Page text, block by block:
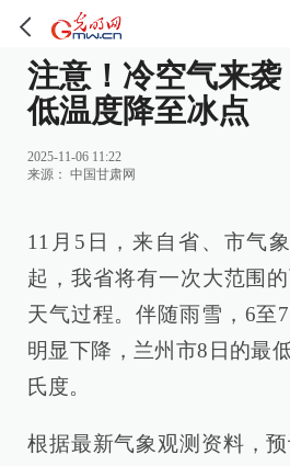
注意！冷空气来
低温度降至冰点
2025-11-06 11:22
来源： 中国甘肃网
11月5日，来自省、市气
起，我省将有一次大范围
天气过程。伴随雨雪，6至
明显下降，兰州市8日的最
氏度。
根据最新气象观测资料，